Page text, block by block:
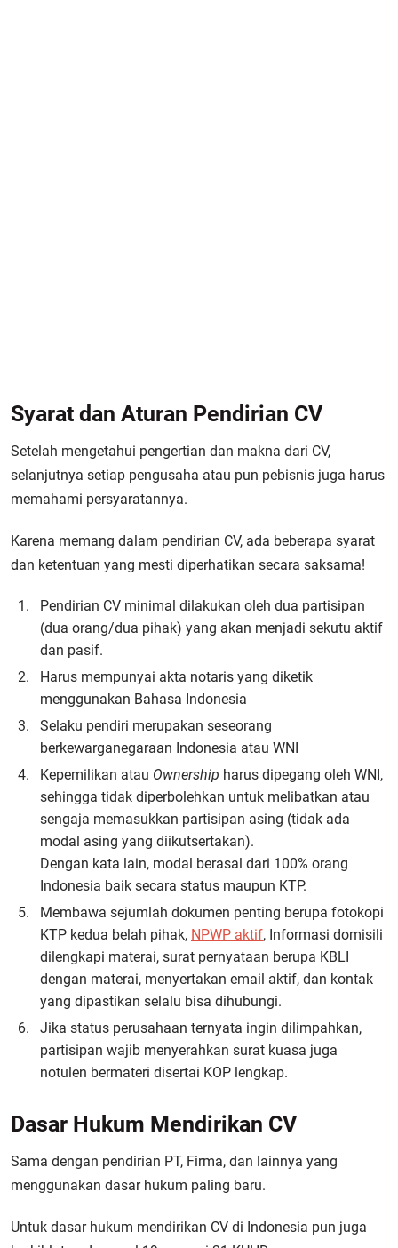
Syarat dan Aturan Pendirian CV
Setelah mengetahui pengertian dan makna dari CV,
selanjutnya setiap pengusaha atau pun pebisnis juga harus
memahami persyaratannya.
Karena memang dalam pendirian CV, ada beberapa syarat
dan ketentuan yang mesti diperhatikan secara saksama!
Pendirian CV minimal dilakukan oleh dua partisipan
(dua orang/dua pihak) yang akan menjadi sekutu aktif
dan pasif.
Harus mempunyai akta notaris yang diketik
menggunakan Bahasa Indonesia
Selaku pendiri merupakan seseorang
berkewarganegaraan Indonesia atau WNI
Kepemilikan atau Ownership harus dipegang oleh WNI,
sehingga tidak diperbolehkan untuk melibatkan atau
sengaja memasukkan partisipan asing (tidak ada
modal asing yang diikutsertakan).
Dengan kata lain, modal berasal dari 100% orang
Indonesia baik secara status maupun KTP.
Membawa sejumlah dokumen penting berupa fotokopi
KTP kedua belah pihak, NPWP aktif, Informasi domisili
dilengkapi materai, surat pernyataan berupa KBLI
dengan materai, menyertakan email aktif, dan kontak
yang dipastikan selalu bisa dihubungi.
Jika status perusahaan ternyata ingin dilimpahkan,
partisipan wajib menyerahkan surat kuasa juga
notulen bermateri disertai KOP lengkap.
Dasar Hukum Mendirikan CV
Sama dengan pendirian PT, Firma, dan lainnya yang
menggunakan dasar hukum paling baru.
Untuk dasar hukum mendirikan CV di Indonesia pun juga